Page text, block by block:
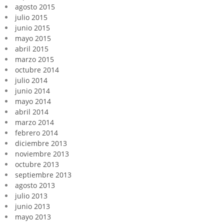
agosto 2015
julio 2015
junio 2015
mayo 2015
abril 2015
marzo 2015
octubre 2014
julio 2014
junio 2014
mayo 2014
abril 2014
marzo 2014
febrero 2014
diciembre 2013
noviembre 2013
octubre 2013
septiembre 2013
agosto 2013
julio 2013
junio 2013
mayo 2013